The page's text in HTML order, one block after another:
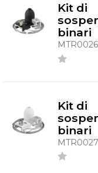
Kit di
binari
MTR0026
Kit di
binari
MTR0027